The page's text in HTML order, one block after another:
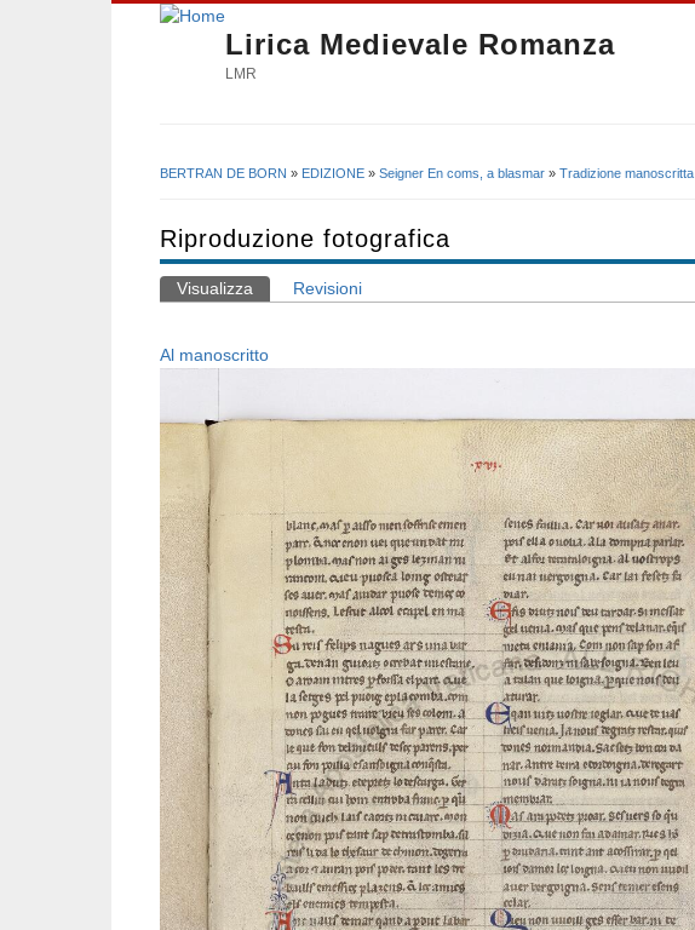
Lirica Medievale Romanza
LMR
BERTRAN DE BORN » EDIZIONE » Seigner En coms, a blasmar » Tradizione manoscritta
Riproduzione fotografica
Schede primarie
Visualizza (scheda attiva)
Revisioni
Al manoscritto